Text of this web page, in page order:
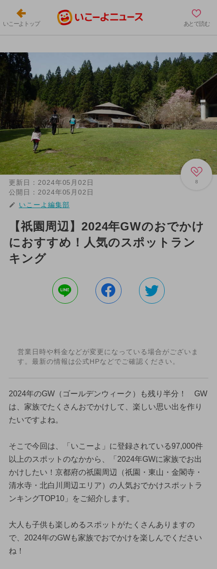
いこーよトップ あとで読む
8
更新日： 2024年05月02日
公開日： 2024年05月02日
いこーよ編集部
【祇園周辺】2024年GWのおでかけ
におすすめ！人気のスポットラン
キング
営業日時や料金などが変更になっている場合がございま
す。最新の情報は公式HPなどでご確認ください。
2024年のGW（ゴールデンウィーク）も残り半分！ GW
は、家族でたくさんおでかけして、楽しい思い出を作り
たいですよね。
そこで今回は、「いこーよ」に登録されている97,000件
以上のスポットのなかから、「2024年GWに家族でお出
かけしたい！京都府の祇園周辺（祇園・東山・金閣寺・
清水寺・北白川周辺エリア）の人気おでかけスポットラ
ンキングTOP10」をご紹介します。
大人も子供も楽しめるスポットがたくさんありますの
で、2024年のGWも家族でおでかけを楽しんでください
ね！